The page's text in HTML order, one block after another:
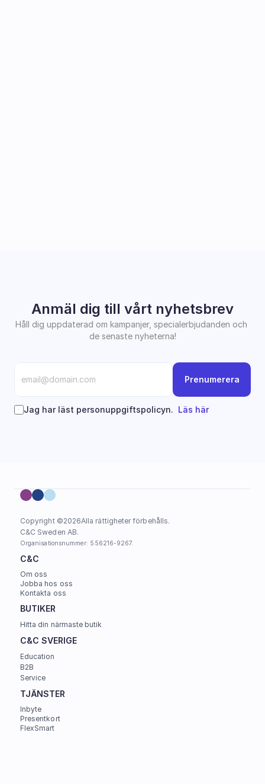
Anmäl dig till vårt nyhetsbrev
Håll dig uppdaterad om kampanjer, specialerbjudanden och
de senaste nyheterna!
Prenumerera
Jag har läst personuppgiftspolicyn. Läs här
Copyright ©2026Alla rättigheter förbehålls.
C&C Sweden AB.
Organisationsnummer: 556216-9267.
C&C
Om oss
Jobba hos oss
Kontakta oss
BUTIKER
Hitta din närmaste butik
C&C SVERIGE
Education
B2B
Service
TJÄNSTER
Inbyte
Presentkort
FlexSmart